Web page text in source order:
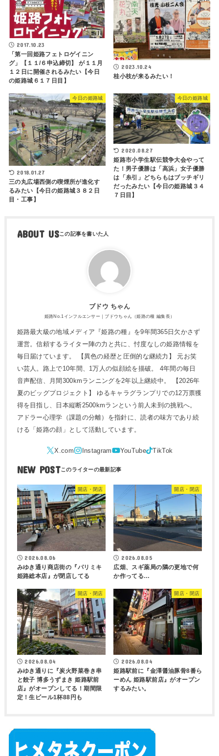
2017.10.23
「第一回姫路フェトロゲイニン
グ」【１１/６申込締切】 が１１月
１２日に開催されるみたい【今日
の姫路城６１７日目】
2023.10.24
桂小枝が来るみたい！
今日の姫路城
2018.01.27
三の丸広場西側の喫煙所が進化す
るみたい【今日の姫路城３８２日
目・工事】
今日の姫路城
2020.08.27
姫路市小学生駅伝競争大会やって
た！男子優勝は「高浜」女子優勝
は「糸引」どちらもはブッチギリ
だったみたい【今日の姫路城３４
７日目】
ABOUT US
ブドウ ちゃん
姫路No.1インフルエンサー｜ブドウちゃん（姫路の種 編集長）
姫路最大級の地域メディア『姫路の種』を9年間365日欠かさず
運営。信頼するライター陣の力と共に、忖度なしの姫路情報を
毎日届けています。 【異色の経歴と圧倒的な継続力】 元お笑
い芸人。路上で10年間、1万人の似顔絵を描破。 4年間の毎日
音声配信、月間300kmランニングを2年以上継続中。 【2026年
夏のビッグプロジェクト】 ゆるキャラグランプリでの12万票獲
得を目指し、日本縦断2500kmランという前人未到の挑戦へ。
アドラー心理学（課題の分離）を指針に、読者の味方であり続
ける「姫路の顔」として活動しています。
NEW POST
開店・閉店
2026.08.06
みゆき通り商店街の『パリミキ
姫路総本店』が閉店してる
開店・閉店
2026.08.05
広畑、スギ薬局の隣の更地で何
か作ってる…
開店・閉店
2026.08.04
みゆき通りに『炭火野菜巻き串
と餃子 博多うずまき 姫路駅前
店』がオープンしてる！期間限
定！生ビール1杯88円も
開店・閉店
2026.08.04
姫路駅前に『金澤醤油豚骨8番ら
ーめん 姫路駅前店』がオープン
するみたい。